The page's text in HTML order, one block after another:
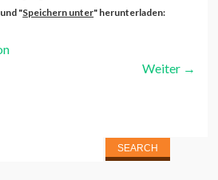
und "Speichern unter" herunterladen:
Weiter →